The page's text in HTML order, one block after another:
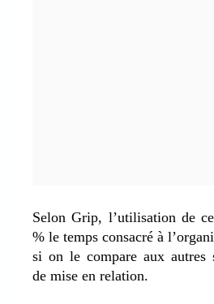
Selon Grip, l’utilisation de
% le temps consacré à
si on le compare aux autres
de mise en relation.